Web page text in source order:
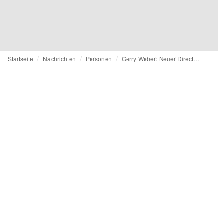
Startseite Nachrichten Personen